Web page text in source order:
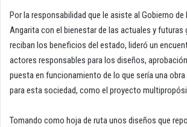
Por la responsabilidad que le asiste al Gobierno de
Angarita con el bienestar de las actuales y futuras
reciban los beneficios del estado, lideró un
actores responsables para los diseños,
puesta en funcionamiento de lo que sería una
para esta sociedad, como el proyecto
Tomando como hoja de ruta unos diseños que